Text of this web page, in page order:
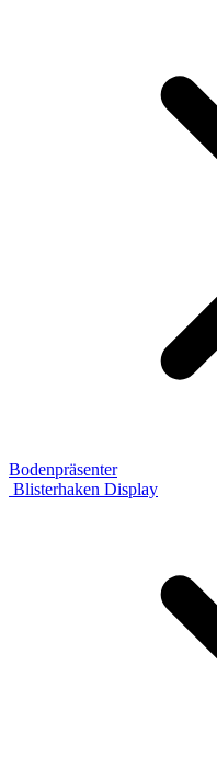
Bodenpräsenter
Blisterhaken Display